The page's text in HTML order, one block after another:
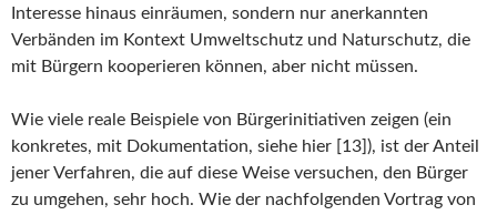
Interesse hinaus einräumen, sondern nur anerkannten
Verbänden im Kontext Umweltschutz und Naturschutz, die
mit Bürgern kooperieren können, aber nicht müssen.
Wie viele reale Beispiele von Bürgerinitiativen zeigen (ein
konkretes, mit Dokumentation, siehe hier [13]), ist der Anteil
jener Verfahren, die auf diese Weise versuchen, den Bürger
zu umgehen, sehr hoch. Wie der nachfolgenden Vortrag von